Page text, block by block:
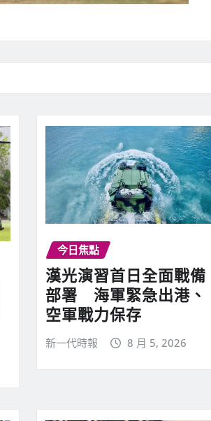
今日焦點
漢光演習首日全面戰備
部署 海軍緊急出港、
空軍戰力保存
新一代時報 8 月 5, 2026